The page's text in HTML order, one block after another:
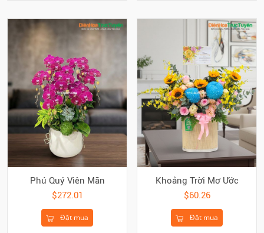
Phú Quý Viên Mãn
$272.01
Đặt mua
Khoảng Trời Mơ Ước
$60.26
Đặt mua